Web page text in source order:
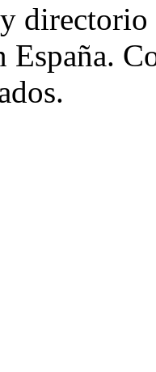
directorio
España.